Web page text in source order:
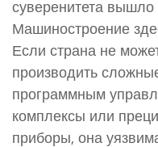
суверенитета
Машиностроение
Если страна не
производить
программным
комплексы или
приборы, она